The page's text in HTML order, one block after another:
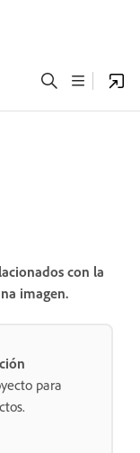
con la
imagen.
para